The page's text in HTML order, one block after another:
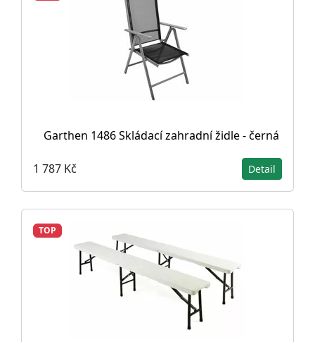
Garthen 1486 Skládací zahradní židle - černá
1 787 Kč Detail
TOP